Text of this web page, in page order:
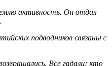
активность. Он отдал
подводников связаны с
Все гадали: кто